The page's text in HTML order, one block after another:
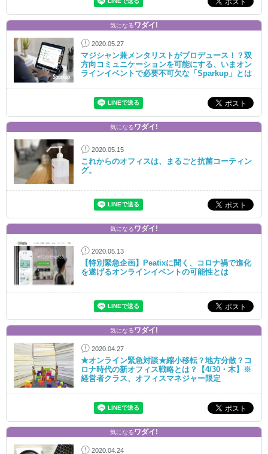
気になるワダイ!
2020.05.27
マジシャン兼メンタリストがプロデュース！？双
方向コミュニケーションを可能にする、いまオン
ラインイベントで必要不可欠な「Sparkup」とは
気になるワダイ!
2020.05.15
これからのオフィスは、まるごと抗菌コーティン
グ。
気になるワダイ!
2020.05.13
【特別緊急企画】Peatixに聞く、コロナ禍で進化
を遂げるオンラインイベントの可能性とは
気になるワダイ!
2020.04.27
★オンライン緊急対談★縮小移転？地方分散？コ
ロナ時代の新オフィス戦略とは？【4/30・木】※
経営者クラス、オフィスマネジャー限定
気になるワダイ!
2020.04.24